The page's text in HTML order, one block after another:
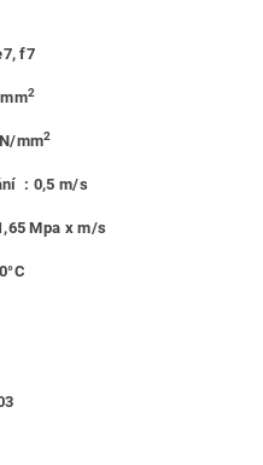
f7
2
mm2
: 0,5 m/s
Mpa x m/s